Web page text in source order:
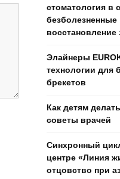
стоматология в
безболезненные
Элайнеры
технологии для
брекетов
Как детям
советы врачей
Синхронный
центре «Линия
отцовство при